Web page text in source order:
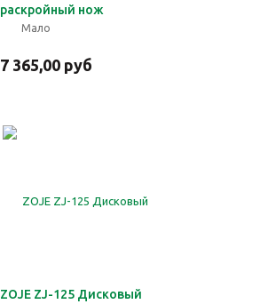
раскройный нож
Мало
7 365,00 руб
ZOJE ZJ-125 Дисковый